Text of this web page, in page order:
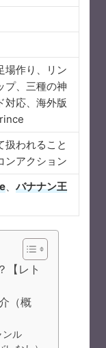
場作り、リン
プ、三種の神
対応、海外版
扱われること
ンアクション
、 バナナン王
【レト
（概
ンル